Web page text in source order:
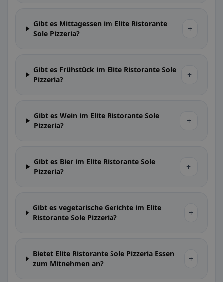
Gibt es Mittagessen im Elite Ristorante
Sole Pizzeria?
+
Gibt es Frühstück im Elite Ristorante Sole
Pizzeria?
+
Gibt es Wein im Elite Ristorante Sole
Pizzeria?
+
Gibt es Bier im Elite Ristorante Sole
Pizzeria?
+
Gibt es vegetarische Gerichte im Elite
Ristorante Sole Pizzeria?
+
Bietet Elite Ristorante Sole Pizzeria Essen
zum Mitnehmen an?
+